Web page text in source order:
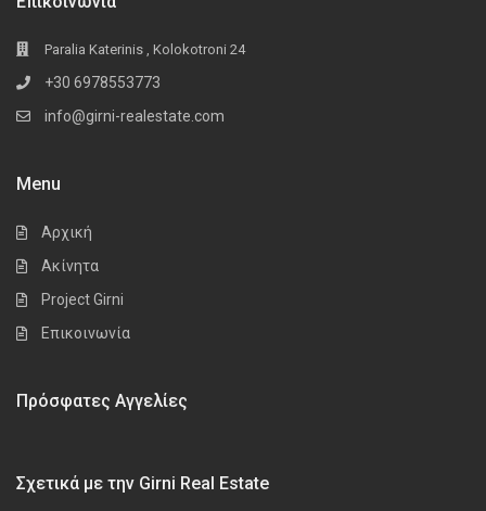
Paralia Katerinis , Kolokotroni 24
+30 6978553773
info@girni-realestate.com
Menu
Αρχική
Ακίνητα
Project Girni
Επικοινωνία
Πρόσφατες Αγγελίες
Σχετικά με την Girni Real Estate